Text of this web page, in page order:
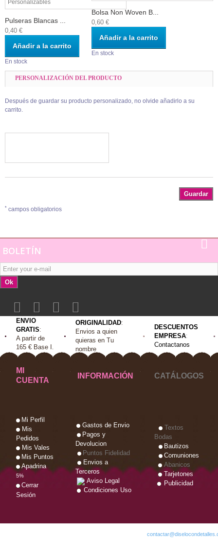
Pulseras Blancas ...
0,40 €
Añadir a la carrito
En stock
Bolsa Non Woven B...
0,60 €
Añadir a la carrito
En stock
PERSONALIZACIÓN DEL PRODUCTO
Después de guardar su producto personalizado, no olvide añadirlo a su
carrito.
Guardar
* campos obligatorios
BOLETÍN
Ok
ENVIO
GRATIS:
Apartir de
165 € Base I
ORIGINALIDAD:
Envios a quien
quieras en Tu
nombre
DESCUENTOS
EMPRESA:
Contactanos
MI
CUENTA
INFORMACIÓN CATÁLOGOS
Mi Perfil
Mis
Pedidos
Mis Vales
Mis Puntos
Apadrina
5%
Cerrar
Sesión
Gastos de Envio
Pagos y
Devolucion
Puntos Fidelidad
Envios a
Terceros
Aviso Legal
Condiciones Uso
Textos
Bodas
Bautizos
Comuniones
Abanicos
Tarjetones
Publicidad